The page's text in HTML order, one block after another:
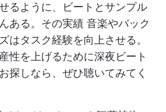
るように、ビートとサンプル
ある。その実績 音楽やバック
はタスク経験を向上させる。
性を上げるために深夜ビート
探しなら、ぜひ聴いてみてく